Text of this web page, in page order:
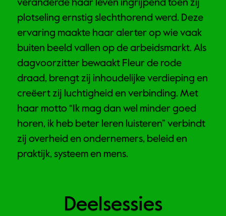
veranderde haar leven ingrijpend toen zij
plotseling ernstig slechthorend werd. Deze
ervaring maakte haar alerter op wie vaak
buiten beeld vallen op de arbeidsmarkt. Als
dagvoorzitter bewaakt Fleur de rode
draad, brengt zij inhoudelijke verdieping en
creëert zij luchtigheid en verbinding. Met
haar motto “Ik mag dan wel minder goed
horen, ik heb beter leren luisteren” verbindt
zij overheid en ondernemers, beleid en
praktijk, systeem en mens.
Deelsessies